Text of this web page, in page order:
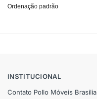
INSTITUCIONAL
Contato Pollo Móveis Brasília